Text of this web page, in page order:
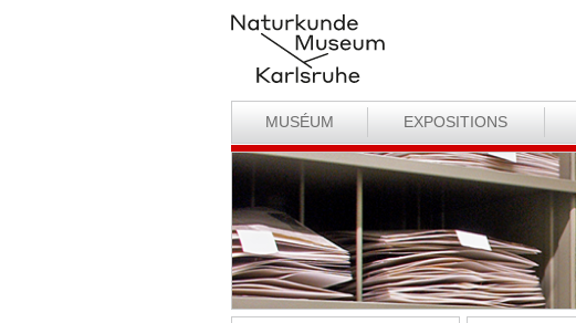
MUSÉUM EXPOSITIONS